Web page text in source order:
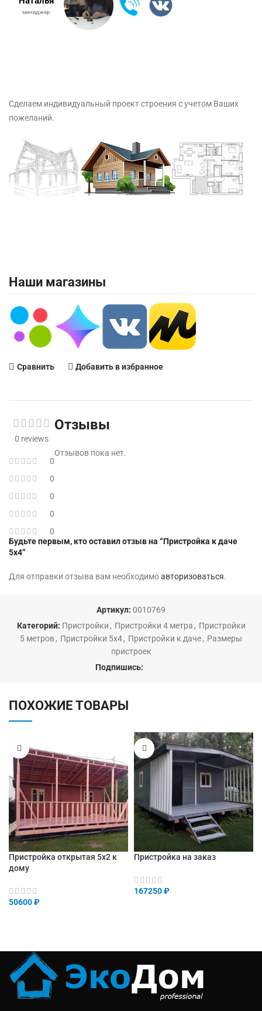
менеджер
Сделаем индивидуальный проект строения с учетом Ваших
пожеланий.
Наши магазины
Сравнить Добавить в избранное
0 reviews
0
0
0
0
0
Отзывы
Отзывов пока нет.
Будьте первым, кто оставил отзыв на “Пристройка к даче
5х4”
Для отправки отзыва вам необходимоавторизоваться.
Артикул: 0010769
Категорий: Пристройки , Пристройки 4 метра , Пристройки
5 метров, Пристройки 5х4, Пристройки к даче, Размеры
пристроек
Подпишись:
ПОХОЖИЕ ТОВАРЫ
Пристройка открытая 5х2 к
дому
50600₽
Пристройка на заказ
167250₽